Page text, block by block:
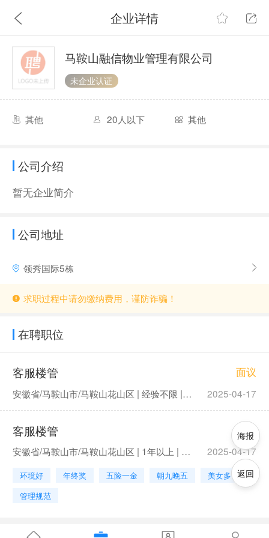
企业详情
马鞍山融信物业管理有限公司
未企业认证
其他 20人以下 其他
公司介绍
暂无企业简介
公司地址
领秀国际5栋
求职过程中请勿缴纳费用，谨防诈骗！
在聘职位
客服楼管 面议
安徽省/马鞍山市/马鞍山花山区 | 经验不限 | 学历不限 2025-04-17
客服楼管 面议
安徽省/马鞍山市/马鞍山花山区 | 1年以上 | 中专及以上 2025-04-17
环境好 年终奖 五险一金 朝九晚五
美女多
管理规范
海报
返回